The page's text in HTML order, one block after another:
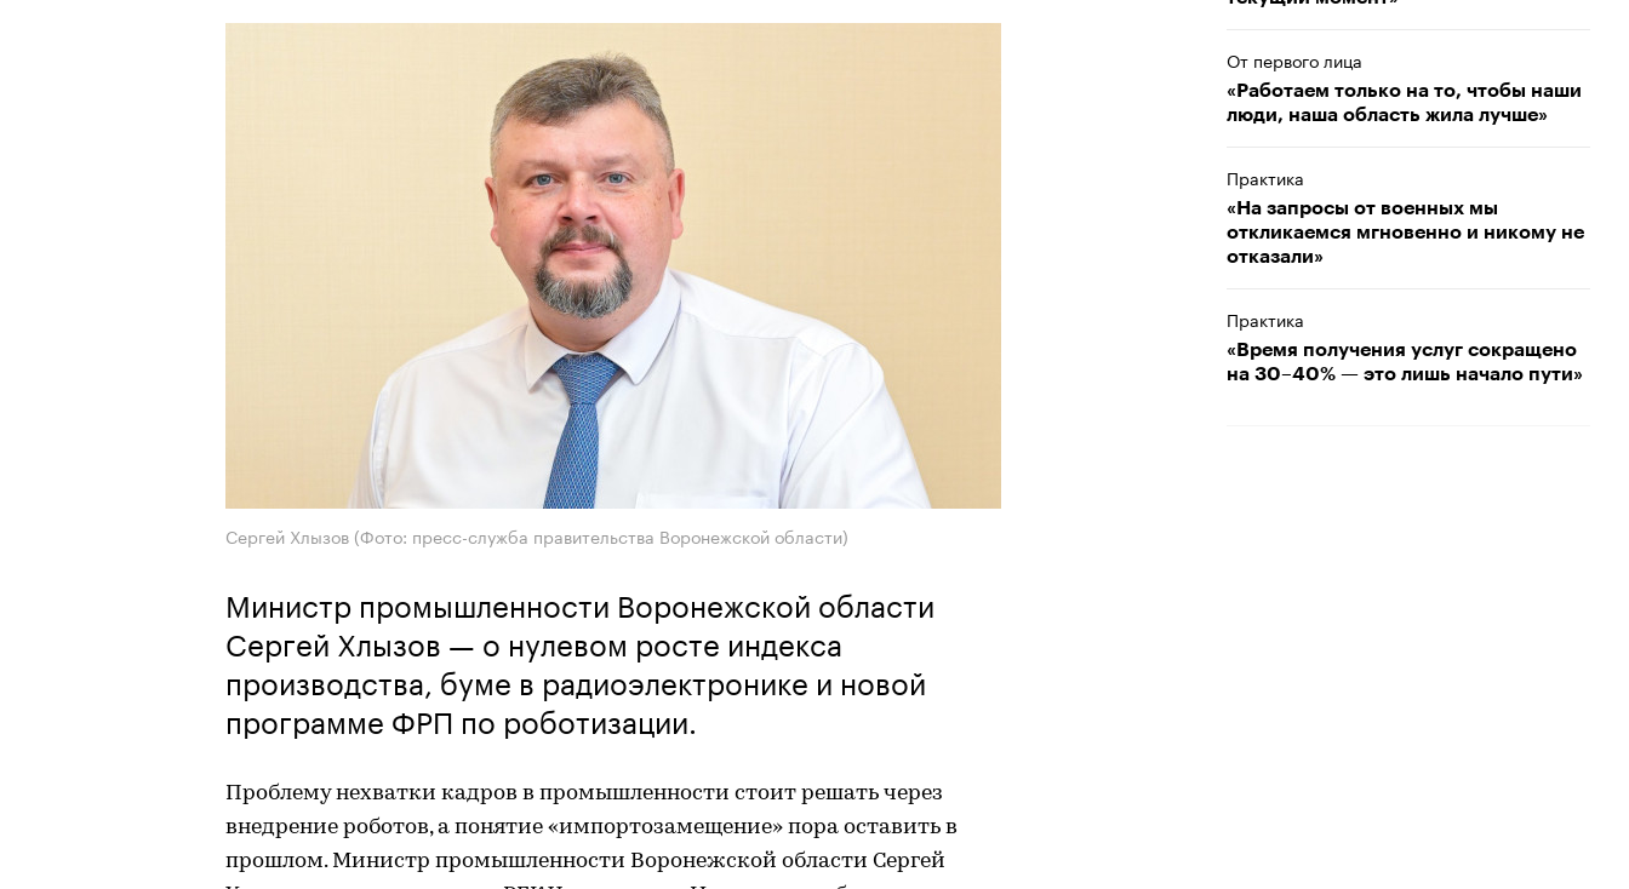
Сергей Хлызов (Фото: пресс-служба правительства Воронежской области)
Министр промышленности Воронежской области
Сергей Хлызов — о нулевом росте индекса
производства, буме в радиоэлектронике и новой
программе ФРП по роботизации.
Проблему нехватки кадров в промышленности стоит решать через
внедрение роботов, а понятие «импортозамещение» пора оставить в
прошлом. Министр промышленности Воронежской области Сергей
От первого лица
«Работаем только на то, чтобы наши
люди, наша область жила лучше»
Практика
«На запросы от военных мы
откликаемся мгновенно и никому не
отказали»
Практика
«Время получения услуг сокращено
на 30–40% — это лишь начало пути»